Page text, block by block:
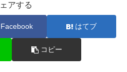
アする
Facebook はてブ
コピー